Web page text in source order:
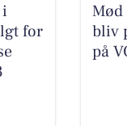
i
for
bliv
på